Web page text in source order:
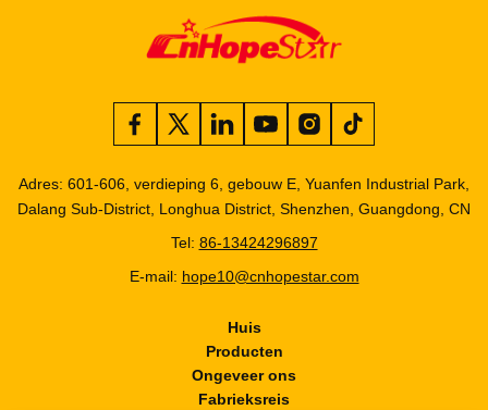
Adres: 601-606, verdieping 6, gebouw E, Yuanfen Industrial Park,
Dalang Sub-District, Longhua District, Shenzhen, Guangdong, CN
Tel: 86-13424296897
E-mail: hope10@cnhopestar.com
Huis
Producten
Ongeveer ons
Fabrieksreis